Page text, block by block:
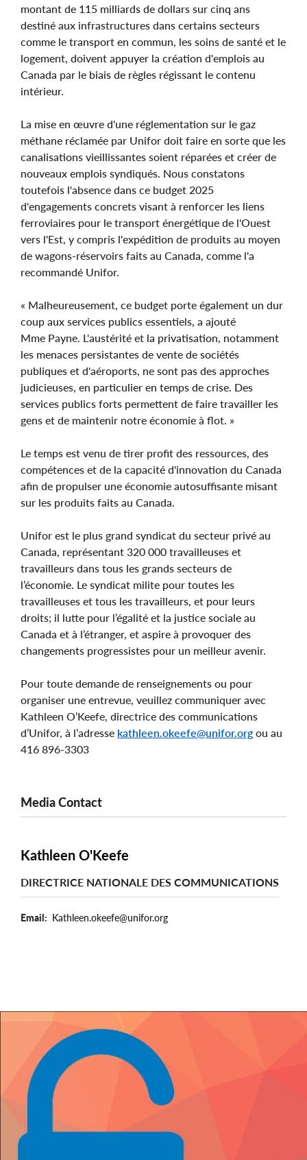
montant de 115 milliards de dollars sur cinq ans
destiné aux infrastructures dans certains secteurs
comme le transport en commun, les soins de santé et le
logement, doivent appuyer la création d'emplois au
Canada par le biais de règles régissant le contenu
intérieur.
La mise en œuvre d'une réglementation sur le gaz
méthane réclamée par Unifor doit faire en sorte que les
canalisations vieillissantes soient réparées et créer de
nouveaux emplois syndiqués. Nous constatons
toutefois l'absence dans ce budget 2025
d'engagements concrets visant à renforcer les liens
ferroviaires pour le transport énergétique de l'Ouest
vers l'Est, y compris l'expédition de produits au moyen
de wagons-réservoirs faits au Canada, comme l'a
recommandé Unifor.
« Malheureusement, ce budget porte également un dur
coup aux services publics essentiels, a ajouté
Mme Payne. L'austérité et la privatisation, notamment
les menaces persistantes de vente de sociétés
publiques et d'aéroports, ne sont pas des approches
judicieuses, en particulier en temps de crise. Des
services publics forts permettent de faire travailler les
gens et de maintenir notre économie à flot. »
Le temps est venu de tirer profit des ressources, des
compétences et de la capacité d'innovation du Canada
afin de propulser une économie autosuffisante misant
sur les produits faits au Canada.
Unifor est le plus grand syndicat du secteur privé au
Canada, représentant 320 000 travailleuses et
travailleurs dans tous les grands secteurs de
l’économie. Le syndicat milite pour toutes les
travailleuses et tous les travailleurs, et pour leurs
droits; il lutte pour l’égalité et la justice sociale au
Canada et à l’étranger, et aspire à provoquer des
changements progressistes pour un meilleur avenir.
Pour toute demande de renseignements ou pour
organiser une entrevue, veuillez communiquer avec
Kathleen O’Keefe, directrice des communications
d’Unifor, à l’adresse kathleen.okeefe@unifor.org ou au
416 896-3303
Media Contact
Kathleen O'Keefe
DIRECTRICE NATIONALE DES COMMUNICATIONS
Email Kathleen.okeefe@unifor.org